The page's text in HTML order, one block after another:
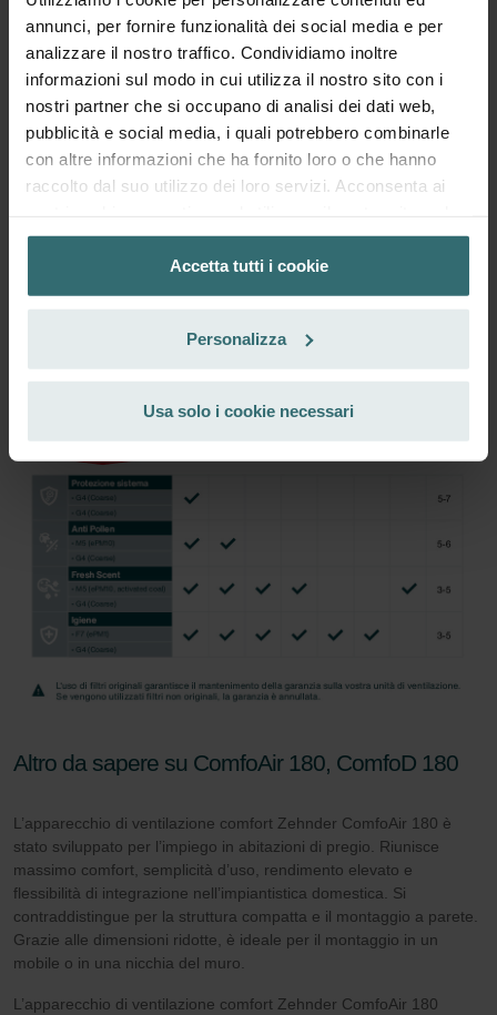
annunci, per fornire funzionalità dei social media e per
analizzare il nostro traffico. Condividiamo inoltre
informazioni sul modo in cui utilizza il nostro sito con i
nostri partner che si occupano di analisi dei dati web,
pubblicità e social media, i quali potrebbero combinarle
con altre informazioni che ha fornito loro o che hanno
raccolto dal suo utilizzo dei loro servizi. Acconsenta ai
Datenschutzerklärung der Zehnder Group
Zehnder Group België nv/sa: Déclarations de confidentialité
Zehnder Group Czech Republic s.r.o.: Zásady ochrany
Zehnder Group Italia S.r.l.: Privacy
Zehnder Group İç Mekan İklimlendirme Sanayi ve Ticaret
Limitet Şirketi: Web Sitesi Çerezleri
Zehnder Group Nederland bv: Privacyverklaringen
Zehnder Group Sales International: Privacy Policy
Zehnder Group Schweiz AG: Datenschutz
Zehnder Polska Sp. z o.o.: Oświadczenie o ochronie
Zehnder Group UK Limited: Privacy Policy
Accetta tutti i cookie
Personalizza
Usa solo i cookie necessari
Aggiungi al carrello
Ottieni il tuo prodotto con uno sconto del 15%
(Offerta riservata esclusivamente ai clienti privati)
36.97 43.49
Altro da sapere su ComfoAir 180, ComfoD 180
L’apparecchio di ventilazione comfort Zehnder ComfoAir 180 è
stato sviluppato per l’impiego in abitazioni di pregio. Riunisce
massimo comfort, semplicità d’uso, rendimento elevato e
flessibilità di integrazione nell’impiantistica domestica. Si
contraddistingue per la struttura compatta e il montaggio a parete.
Grazie alle dimensioni ridotte, è ideale per il montaggio in un
mobile o in una nicchia del muro.
L’apparecchio di ventilazione comfort Zehnder ComfoAir 180